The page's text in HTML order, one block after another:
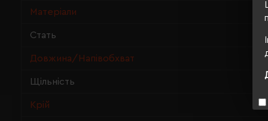
Матеріали
Стать
Довжина/Напівобхват
Щільність
Крій